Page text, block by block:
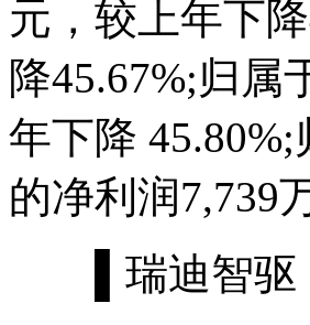
元，较上年下
降45.67%;归属
年下降
的净利润7,739
▌瑞迪智驱